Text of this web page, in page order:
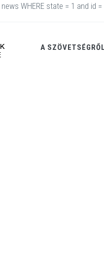
A SZÖVETSÉGRŐL
WHERE state = 1 and id =